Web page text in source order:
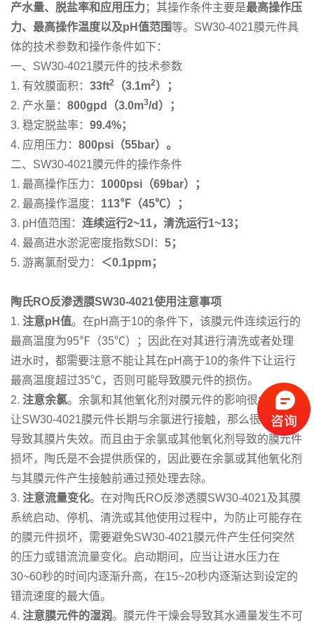
产水量、脱盐率和应用压力 ；其操作条件主要是最高操作压
力、最高操作温度以及pH值范围等。SW30-4021膜元件具
体的技术参数和操作条件如下：
一、SW30-4021膜元件的技术参数
1. 有效膜面积： 33ft2 （3.1m2）；
2. 产水量： 800gpd（3.0m3/d）；
3. 稳定脱盐率： 99.4%；
4. 应用压力： 800psi（55bar）。
二、SW30-4021膜元件的操作条件
1. 最高操作压力： 1000psi（69bar）；
2. 最高操作温度： 113℉（45℃）；
3. pH值范围： 连续运行2~11，清洗运行1~13；
4. 最高进水淤泥密度指数SDI： 5；
5. 游离氯耐受力：
＜0.1ppm；
陶氏RO反渗透膜SW30-4021使用注意事项
1. 注意pH值。在pH高于10的条件下，该膜元件连续运行的
最高温度为95℉（35℃）；因此在对其进行清洗或者处理
进水时，都需要注意不能让其在pH高于10的条件下让运行
最高温度超过35℃，否则可能导致膜元件的损伤。
2. 注意余氯。余氯和其他氧化剂对膜元件的影响很大，如果
让SW30-4021膜元件长期与余氯进行接触，那么很有可能
导致其膜片失效。而且由于余氯或其他氧化剂导致的膜元件
损坏，陶氏是不会提供质保的，因此要在余氯或其他氧化剂
与其膜元件产生接触前通过预处理去除。
3. 注意流量变化。在对陶氏RO反渗透膜SW30-4021及其膜
系统启动、停机、清洗或其他使用过程中，为防止可能存在
的膜元件损坏，需要避免SW30-4021膜元件产生任何突然
的压力或错流流量变化。启动期间，应当让进水压力在
30~60秒的时间内逐渐升高，在15~20秒内逐渐达到设定的
错流速度的最大值。
4. 注意膜元件的湿润。膜元件干燥会导致其水通量发生不可